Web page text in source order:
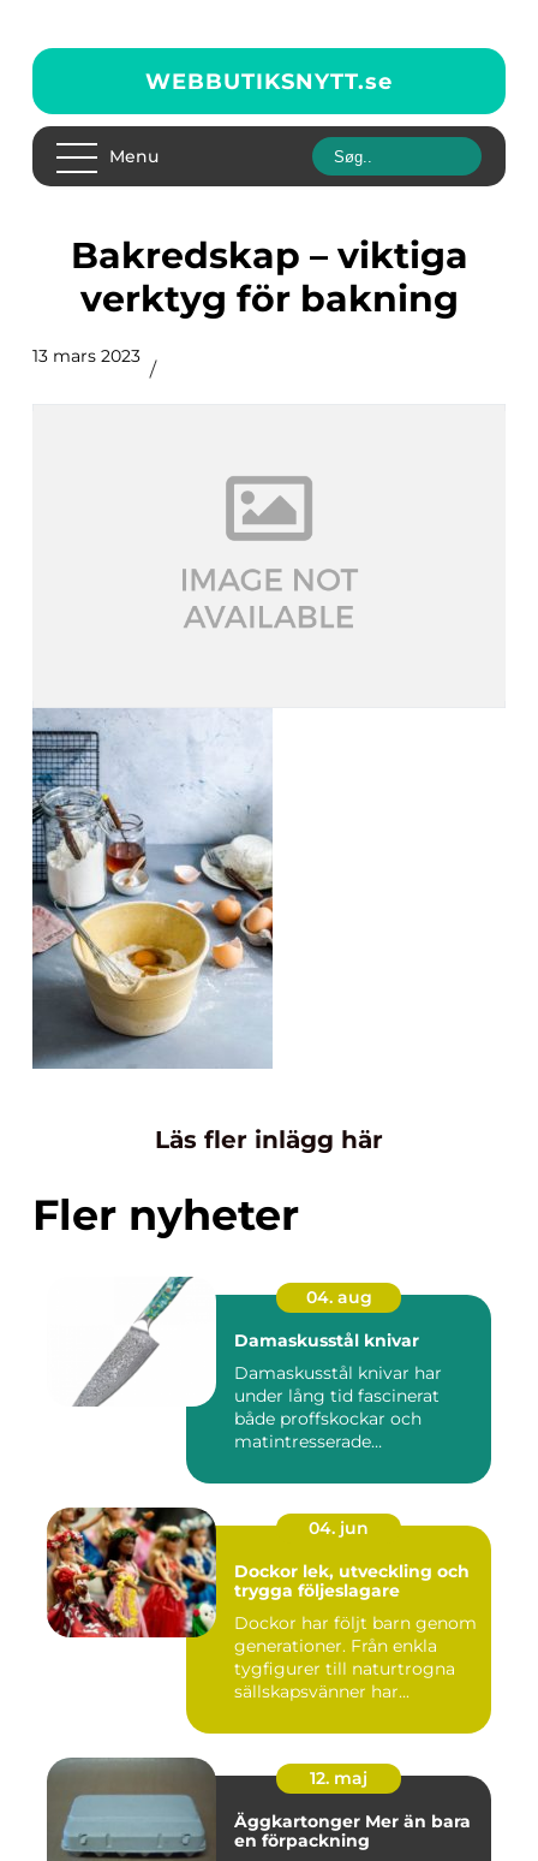
WEBBUTIKSNYTT.se
Menu
Bakredskap – viktiga
verktyg för bakning
13 mars 2023
Läs fler inlägg här
Fler nyheter
04. aug
Damaskusstål knivar
Damaskusstål knivar har
under lång tid fascinerat
både proffskockar och
matintresserade
04. jun
Dockor lek, utveckling och
trygga följeslagare
Dockor har följt barn genom
generationer. Från enkla
tygfigurer till naturtrogna
sällskapsvänner har...
12. maj
Äggkartonger Mer än bara
en förpackning